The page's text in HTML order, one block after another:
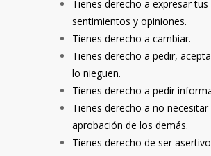
Tienes derecho a expresar tus
sentimientos y opiniones.
Tienes derecho a cambiar.
Tienes derecho a pedir,
lo nieguen.
Tienes derecho a pedir
Tienes derecho a no necesitar
aprobación de los demás.
Tienes derecho de ser